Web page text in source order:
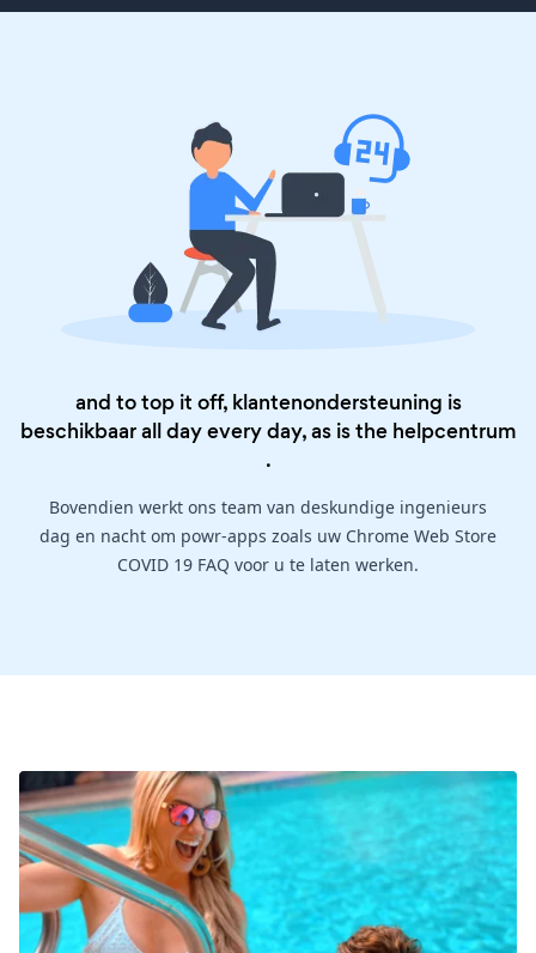
and to top it off, klantenondersteuning is
beschikbaar all day every day, as is the helpcentrum
.
Bovendien werkt ons team van deskundige ingenieurs
dag en nacht om powr-apps zoals uw Chrome Web Store
COVID 19 FAQ voor u te laten werken.